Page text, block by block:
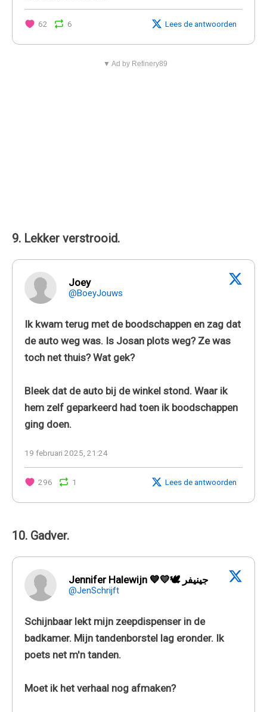
62 6 Lees de antwoorden
▼ Ad by Refinery89
9. Lekker verstrooid.
Joey
@BoeyJouws
Ik kwam terug met de boodschappen en zag dat
de auto weg was. Is Josan plots weg? Ze was
toch net thuis? Wat gek?
Bleek dat de auto bij de winkel stond. Waar ik
hem zelf geparkeerd had toen ik boodschappen
ging doen.
19 februari 2025, 21:24
296 1 Lees de antwoorden
10. Gadver.
Jennifer Halewijn 💙💛🕊 جينيفر
@JenSchrijft
Schijnbaar lekt mijn zeepdispenser in de
badkamer. Mijn tandenborstel lag eronder. Ik
poets net m'n tanden.
Moet ik het verhaal nog afmaken?